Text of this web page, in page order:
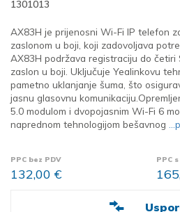
1301013
AX83H je prijenosni Wi-Fi IP telefon
zaslonom u boji, koji zadovoljava
AX83H podržava registraciju do četiri
zaslon u boji. Uključuje Yealinkovu
pametno uklanjanje šuma, što
jasnu glasovnu
5.0 modulom i dvopojasnim Wi-Fi 6
naprednom tehnologijom bešavnog
PPC bez PDV
132,00 €
PPC